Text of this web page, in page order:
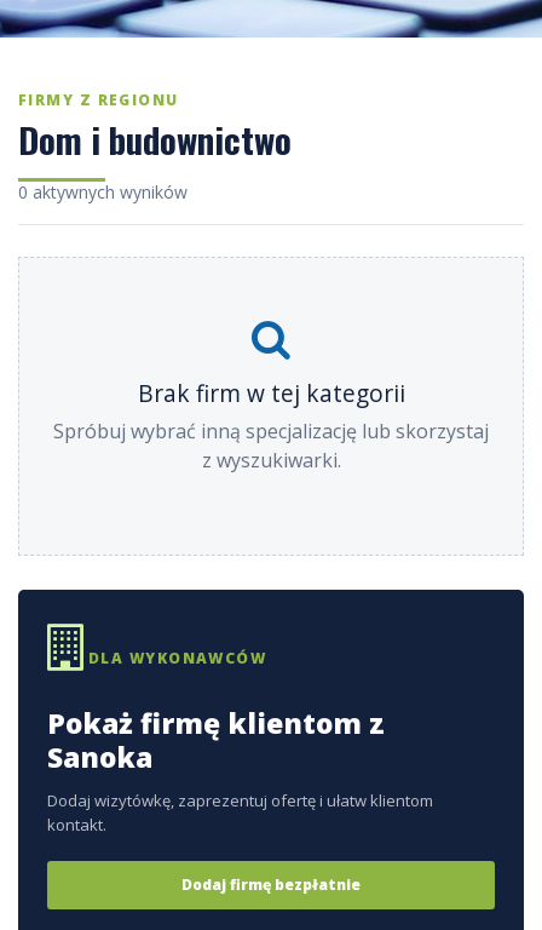
FIRMY Z REGIONU
Dom i budownictwo
0 aktywnych wyników
Brak firm w tej kategorii
Spróbuj wybrać inną specjalizację lub skorzystaj
z wyszukiwarki.
DLA WYKONAWCÓW
Pokaż firmę klientom z
Sanoka
Dodaj wizytówkę, zaprezentuj ofertę i ułatw klientom
kontakt.
Dodaj firmę bezpłatnie